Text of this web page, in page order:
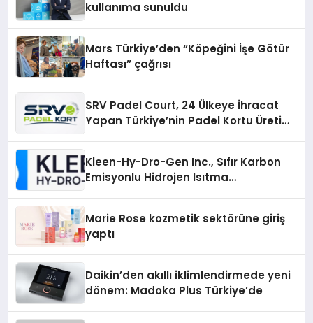
kullanıma sunuldu
Mars Türkiye’den “Köpeğini İşe Götür
Haftası” çağrısı
SRV Padel Court, 24 Ülkeye İhracat
Yapan Türkiye’nin Padel Kortu Üretim
Kleen-Hy-Dro-Gen Inc., Sıfır Karbon
Emisyonlu Hidrojen Isıtma
Marie Rose kozmetik sektörüne giriş
yaptı
Daikin’den akıllı iklimlendirmede yeni
dönem: Madoka Plus Türkiye’de